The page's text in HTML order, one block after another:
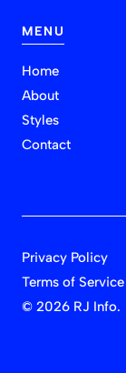
MENU
Home
About
Styles
Contact
© 2026 RJ Info.
Privacy Policy
Terms of Service